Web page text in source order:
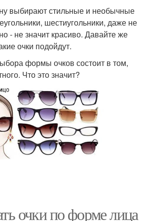
выбирают стильные и необычные
шестиугольники, даже не
- не значит красиво. Давайте же
очки подойдут.
формы очков состоит в том,
Что это значит?
очки по форме лица